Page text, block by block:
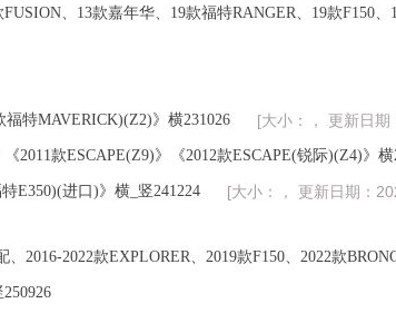
、13款嘉年华、19款福特RANGER、19款F150、
特MAVERICK)(Z2)》横231026 [大小：， 更新日
2011款ESCAPE(Z9)》《2012款ESCAPE(锐际)(Z4)》横
E350)(进口)》横_竖241224 [大小：， 更新日期：
2016-2022款EXPLORER、2019款F150、2022款